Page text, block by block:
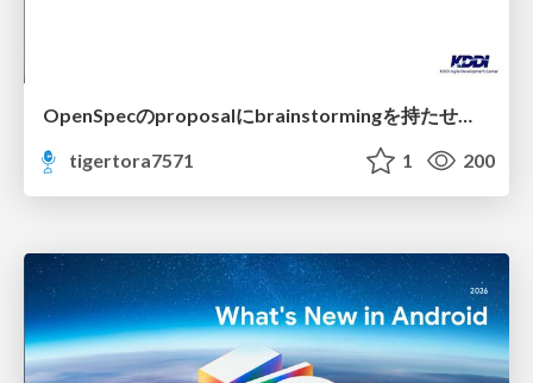
OpenSpecのproposalにbrainstormingを持たせてみた
tigertora7571
1 200